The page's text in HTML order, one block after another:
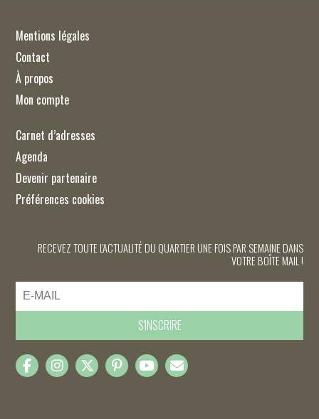
Mentions légales
Contact
À propos
Mon compte
Carnet d’adresses
Agenda
Devenir partenaire
Préférences cookies
RECEVEZ TOUTE L'ACTUALITÉ DU QUARTIER UNE FOIS PAR SEMAINE DANS
VOTRE BOÎTE MAIL !